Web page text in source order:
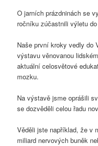
O jarních prázdninách se
ročníku zúčastnili výletu
Naše první kroky vedly do
výstavu věnovanou
aktuální celosvětové
mozku.
Na výstavě jsme oprášili
se dozvěděli celou řadu
Věděli jste například, že v
miliard nervových buněk